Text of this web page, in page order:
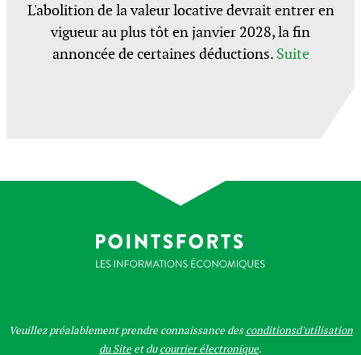
L'abolition de la valeur locative devrait entrer en
vigueur au plus tôt en janvier 2028, la fin
annoncée de certaines déductions. Suite
Veuillez préalablement prendre connaissance desconditionsd'utilisation
du Site et ducourrier électronique.